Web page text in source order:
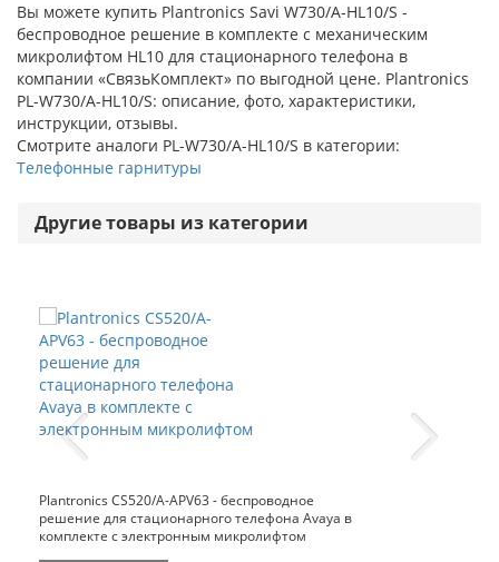
Вы можете купить Plantronics Savi W730/A-HL10/S -
беспроводное решение в комплекте с механическим
микролифтом HL10 для стационарного телефона в
компании «СвязьКомплект» по выгодной цене. Plantronics
PL-W730/A-HL10/S: описание, фото, характеристики,
инструкции, отзывы.
Смотрите аналоги PL-W730/A-HL10/S в категории:
Телефонные гарнитуры
Другие товары из категории
Plantronics CS520/A-APV63 - беспроводное
решение для стационарного телефона Avaya в
комплекте с электронным микролифтом